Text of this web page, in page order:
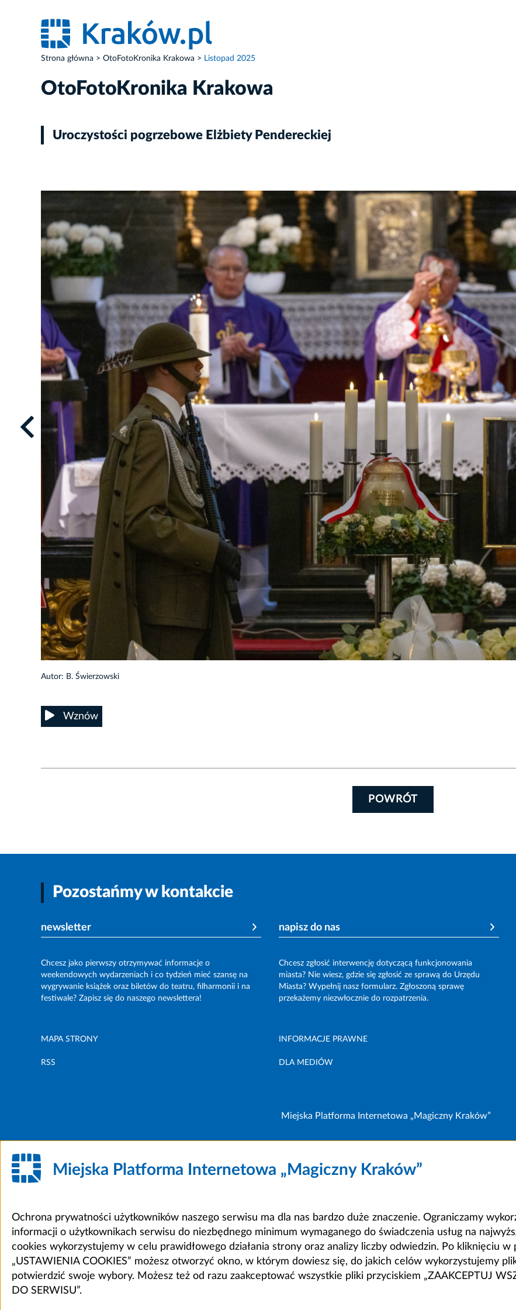
Strona główna OtoFotoKronika Krakowa Listopad 2025
OtoFotoKronika Krakowa
Uroczystości pogrzebowe Elżbiety Pendereckiej
Autor: B. Świerzowski
Wznów
POWRÓT
Pozostańmy w kontakcie
newsletter
Chcesz jako pierwszy otrzymywać informacje o
weekendowych wydarzeniach i co tydzień mieć szansę na
wygrywanie książek oraz biletów do teatru, filharmonii i na
festiwale? Zapisz się do naszego newslettera!
napisz do nas
Chcesz zgłosić interwencję dotyczącą funkcjonowania
miasta? Nie wiesz, gdzie się zgłosić ze sprawą do Urzędu
Miasta? Wypełnij nasz formularz. Zgłoszoną sprawę
przekażemy niezwłocznie do rozpatrzenia.
MAPA STRONY INFORMACJE PRAWNE
RSS DLA MEDIÓW
Miejska Platforma Internetowa „Magiczny Kraków”
Miejska Platforma Internetowa „Magiczny Kraków”
Ochrona prywatności użytkowników naszego serwisu ma dla nas bardzo duże znaczenie. Ograniczamy
informacji o użytkownikach serwisu do niezbędnego minimum wymaganego do świadczenia usług na
cookies wykorzystujemy w celu prawidłowego działania strony oraz analizy liczby odwiedzin. Po kliknięciu w
„USTAWIENIA COOKIES” możesz otworzyć okno, w którym dowiesz się, do jakich celów wykorzystujemy
potwierdzić swoje wybory. Możesz też od razu zaakceptować wszystkie pliki przyciskiem „ZAAKCEPTUJ
DO SERWISU”.